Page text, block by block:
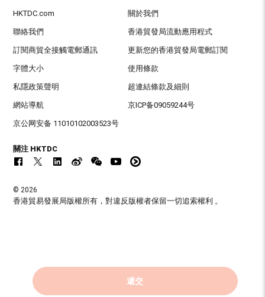
遞交
HKTDC.com 關於我們
聯絡我們 香港貿發局流動應用程式
訂閱商貿全接觸電郵通訊 更新您的香港貿發局電郵訂閱
字體大小 使用條款
私隱政策聲明 超連結條款及細則
網站導航 京ICP备09059244号
京公网安备 11010102003523号
關注 HKTDC
© 2026
香港貿易發展局版權所有，對違反版權者保留一切追索權利 。